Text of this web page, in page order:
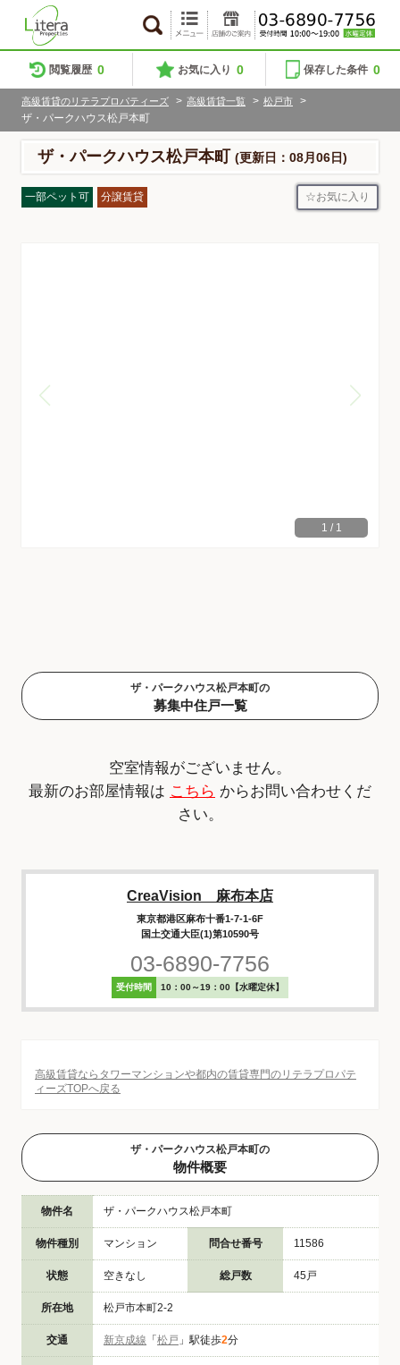
閲覧履歴 0 お気に入り 0 保存した条件 0
高級賃貸のリテラプロパティーズ > 高級賃貸一覧 > 松戸市
>
ザ・パークハウス松戸本町
ザ・パークハウス松戸本町 (更新日：08月06日)
一部ペット可 分譲賃貸 お気に入り
1 / 1
ザ・パークハウス松戸本町の
募集中住戸一覧
空室情報がございません。
最新のお部屋情報は こちら からお問い合わせくだ
さい。
CreaVision 麻布本店
東京都港区麻布十番1-7-1-6F
国土交通大臣(1)第10590号
03-6890-7756
受付時間 10：00～19：00【水曜定休】
高級賃貸ならタワーマンションや都内の賃貸専門のリテラプロパテ
ィーズTOPへ戻る
ザ・パークハウス松戸本町の
物件概要
物件名 ザ・パークハウス松戸本町
物件種別 マンション 問合せ番号 11586
状態 空きなし 総戸数 45戸
所在地 松戸市本町2-2
交通 新京成線 「 松戸 」駅徒歩2分